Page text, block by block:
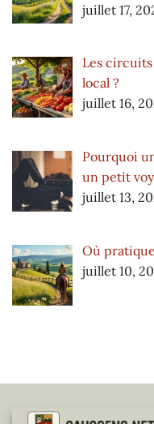
juillet 17,
Les
local ?
juillet 16,
Pourquoi
un petit
juillet 13,
Où
juillet 10,